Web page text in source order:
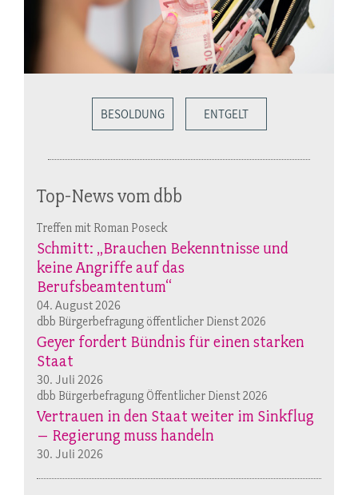
BESOLDUNG ENTGELT
Top-News vom dbb
Treffen mit Roman Poseck
Schmitt: „Brauchen Bekenntnisse und
keine Angriffe auf das
Berufsbeamtentum“
04. August 2026
dbb Bürgerbefragung öffentlicher Dienst 2026
Geyer fordert Bündnis für einen starken
Staat
30. Juli 2026
dbb Bürgerbefragung Öffentlicher Dienst 2026
Vertrauen in den Staat weiter im Sinkflug
– Regierung muss handeln
30. Juli 2026